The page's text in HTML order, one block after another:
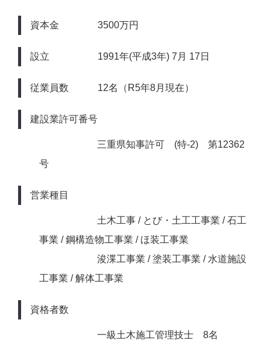
資本金 3500万円
設立 1991年(平成3年) 7月 17日
従業員数 12名（R5年8月現在）
建設業許可番号
三重県知事許可 (特-2) 第12362
号
営業種目
土木工事 / とび・土工工事業 / 石工
事業 / 鋼構造物工事業 / ほ装工事業
浚渫工事業 / 塗装工事業 / 水道施設
工事業 / 解体工事業
資格者数
一級土木施工管理技士 8名